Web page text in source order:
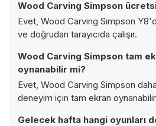
Wood Carving Simpson
Evet, Wood Carving Simpson
ve doğrudan tarayıcıda çalışır.
Wood Carving Simpson tam
oynanabilir mi?
Evet, Wood Carving Simpson
deneyim için tam ekran
Gelecek hafta hangi oyunları